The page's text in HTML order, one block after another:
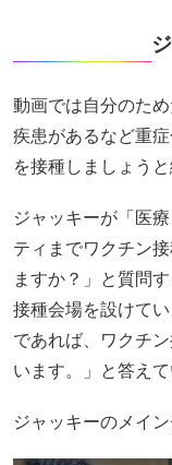
動画では自分のた
疾患があるなど重
を接種しましょう
ジャッキーが「医
ティまでワクチン
ますか？」と質問
接種会場を設けて
であれば、ワクチ
います。」と答えて
ジャッキーのメイ